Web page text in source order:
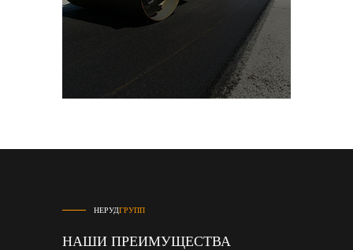
НЕРУДГРУПП
НАШИ ПРЕИМУЩЕСТВА